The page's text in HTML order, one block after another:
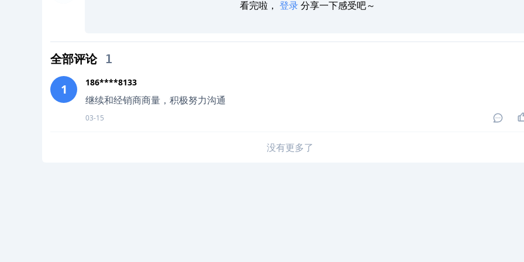
看完啦， 登录分享一下感受吧～
全部评论 1
1 186****8133
继续和经销商商量，积极努力沟通
03-15
没有更多了